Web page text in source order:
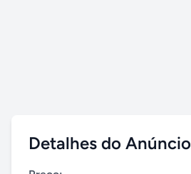
Detalhes do Anúncio